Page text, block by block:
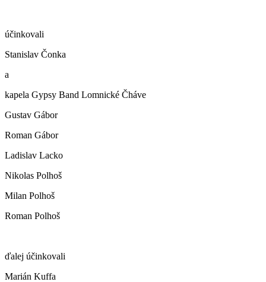
účinkovali
Stanislav Čonka
a
kapela Gypsy Band Lomnické Čháve
Gustav Gábor
Roman Gábor
Ladislav Lacko
Nikolas Polhoš
Milan Polhoš
Roman Polhoš
ďalej účinkovali
Marián Kuffa